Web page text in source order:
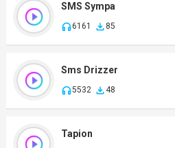
SMS Sympa
6161 85
Sms Drizzer
5532 48
Tapion